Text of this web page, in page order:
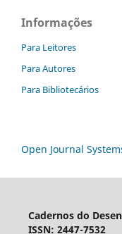
Informações
Para Leitores
Para Autores
Para Bibliotecários
Open Journal
Cadernos do
ISSN: 2447-7532